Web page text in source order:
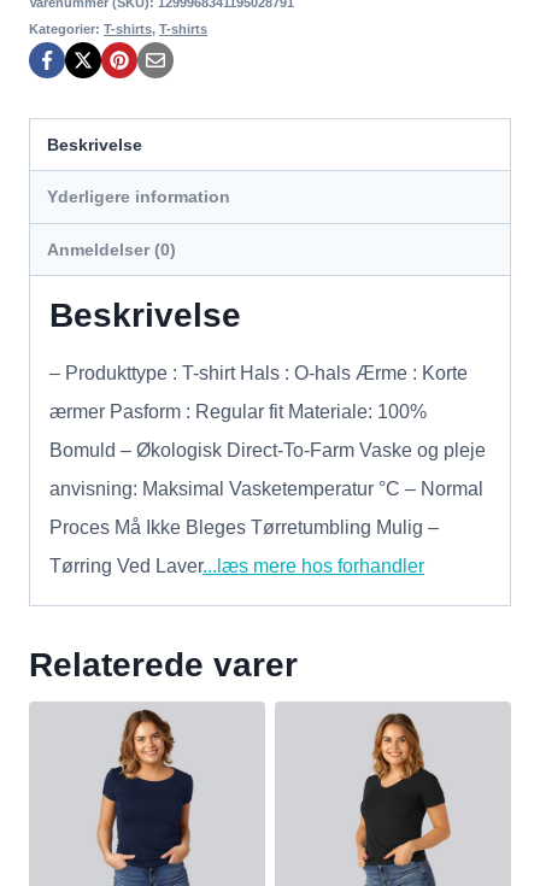
599,95 kr..
Kategorier: T-shirts, T-shirts
Beskrivelse
Yderligere information
Anmeldelser (0)
Beskrivelse
– Produkttype : T-shirt Hals : O-hals Ærme : Korte
ærmer Pasform : Regular fit Materiale: 100%
Bomuld – Økologisk Direct-To-Farm Vaske og pleje
anvisning: Maksimal Vasketemperatur °C – Normal
Proces Må Ikke Bleges Tørretumbling Mulig –
Tørring Ved Laver...læs mere hos forhandler
Relaterede varer